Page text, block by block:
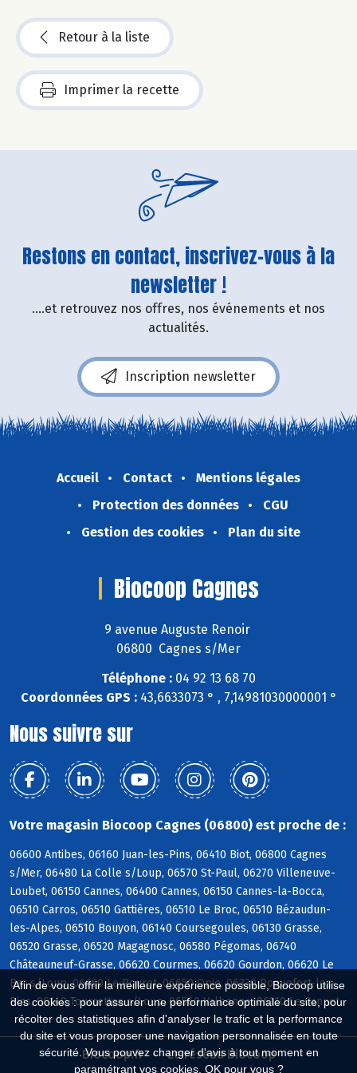
Afin de vous offrir la meilleure expérience possible, Biocoop utilise
des cookies : pour assurer une performance optimale du site, pour
récolter des statistiques afin d'analyser le trafic et la performance
du site et vous proposer une navigation personnalisée en toute
sécurité. Vous pouvez changer d'avis à tout moment en
paramétrant vos cookies. OK pour vous ?
Retour à la liste
Imprimer la recette
Restons en contact, inscrivez-vous à la
newsletter !
....et retrouvez nos offres, nos événements et nos
actualités.
Inscription newsletter
Accueil Contact
Mentions légales
Protection des données
CGU
Gestion des cookies
Plan du site
Biocoop Cagnes
9 avenue Auguste Renoir
06800 Cagnes s/Mer
Téléphone : 04 92 13 68 70
Coordonnées GPS :43,6633073 ° , 7,14981030000001 °
Nous suivre sur
Votre magasin Biocoop Cagnes (06800) est proche de :
06600 Antibes, 06160 Juan-les-Pins, 06410 Biot, 06800 Cagnes
s/Mer, 06480 La Colle s/Loup, 06570 St-Paul, 06270 Villeneuve-
Loubet, 06150 Cannes, 06400 Cannes, 06150 Cannes-la-Bocca,
06510 Carros, 06510 Gattières, 06510 Le Broc, 06510 Bézaudun-
les-Alpes, 06510 Bouyon, 06140 Coursegoules, 06130 Grasse,
06520 Grasse, 06520 Magagnosc, 06580 Pégomas, 06740
Châteauneuf-Grasse, 06620 Courmes, 06620 Gourdon, 06620 Le
Bar s/Loup, 06650 Le Rouret, 06650 Opio, 06330 Roquefort-les-
Pins, 06140 Tourrettes s/Loup, 06560 Valbonne, 06110 Le Cannet
Biocoop.fr
Le réseau Biocoop